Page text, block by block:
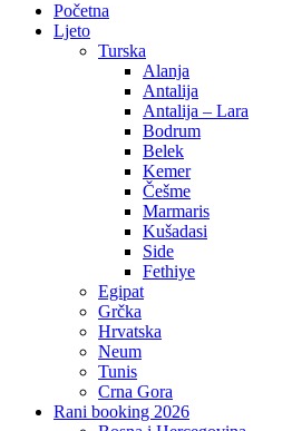
Početna
Ljeto
Turska
Alanja
Antalija
Antalija – Lara
Bodrum
Belek
Kemer
Češme
Marmaris
Kušadasi
Side
Fethiye
Egipat
Grčka
Hrvatska
Neum
Tunis
Crna Gora
Rani booking 2026